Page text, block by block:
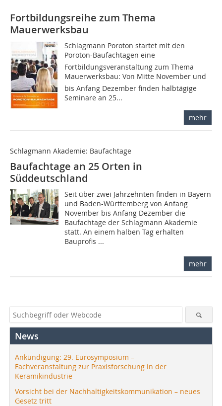
Fortbildungsreihe zum Thema
Mauerwerksbau
Schlagmann Poroton startet mit den
Poroton-Baufachtagen eine
Fortbildungsveranstaltung zum Thema
Mauerwerksbau: Von Mitte November und
bis Anfang Dezember finden halbtägige
Seminare an 25...
mehr
Schlagmann Akademie: Baufachtage
Baufachtage an 25 Orten in
Süddeutschland
Seit über zwei Jahrzehnten finden in Bayern
und Baden-Württemberg von Anfang
November bis Anfang Dezember die
Baufachtage der Schlagmann Akademie
statt. An einem halben Tag erhalten
Bauprofis ...
mehr
News
Ankündigung: 29. Eurosymposium –
Fachveranstaltung zur Praxisforschung in der
Keramikindustrie
Vorsicht bei der Nachhaltigkeitskommunikation – neues
Gesetz tritt